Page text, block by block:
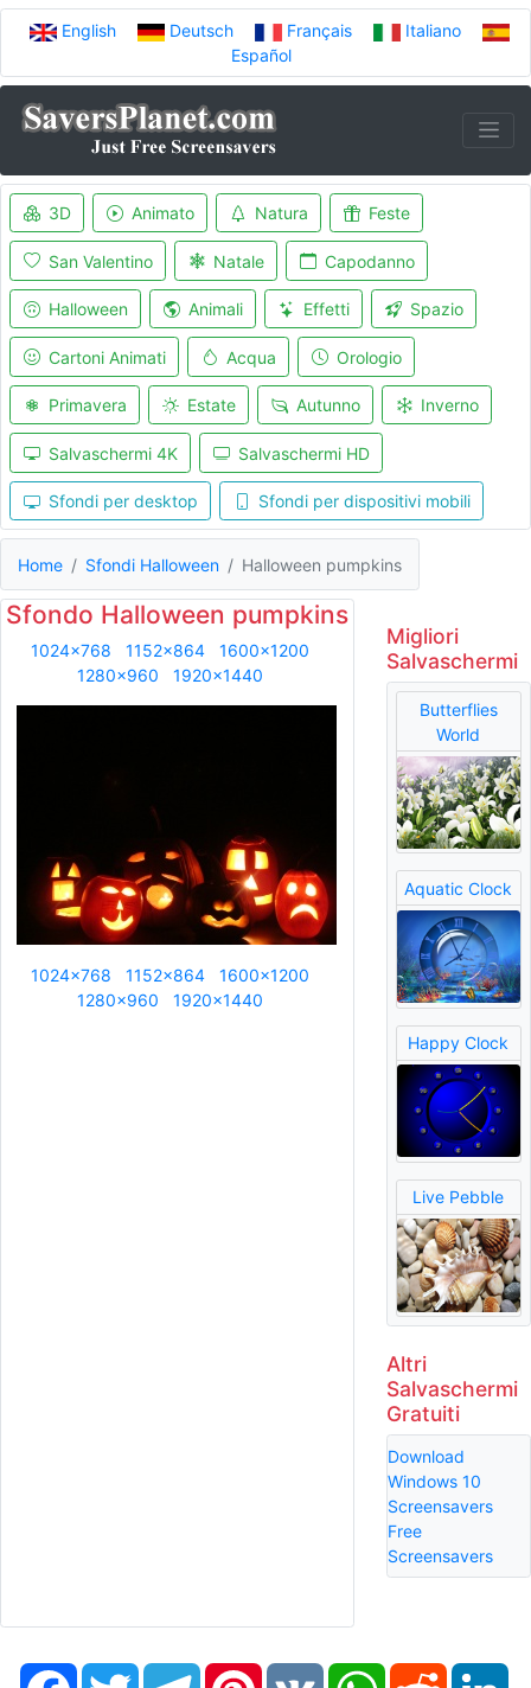
English Deutsch Français
Italiano
Español
3D Animato Natura Feste
San Valentino Natale Capodanno
Halloween Animali Effetti Spazio
Cartoni Animati Acqua Orologio
Primavera Estate Autunno Inverno
Salvaschermi 4K Salvaschermi HD
Sfondi per desktop Sfondi per dispositivi mobili
Home Sfondi Halloween Halloween pumpkins
Sfondo Halloween pumpkins
1024x768 1152x864
1600x1200
1280x960
1920x1440
1024x768 1152x864
1600x1200
1280x960
1920x1440
Migliori
Salvaschermi
Butterflies
World
Aquatic Clock
Happy Clock
Live Pebble
Altri
Salvaschermi
Gratuiti
Download
Windows 10
Screensavers
Free
Screensavers
FacebookTwitter TelegramPinterestVK WhatsAppReddit